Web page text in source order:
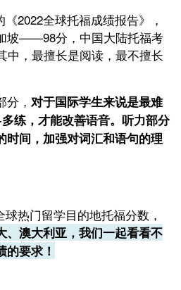
2022全球托福成绩报告》，
坡——98分，中国大陆托福考
中，最擅长是阅读，最不擅长
， 对于国际学生来说是最难
练，才能改善语音。听力部分
时间，加强对词汇和语句的理
热门留学目的地托福分数，
、澳大利亚，我们一起看看不
要求！